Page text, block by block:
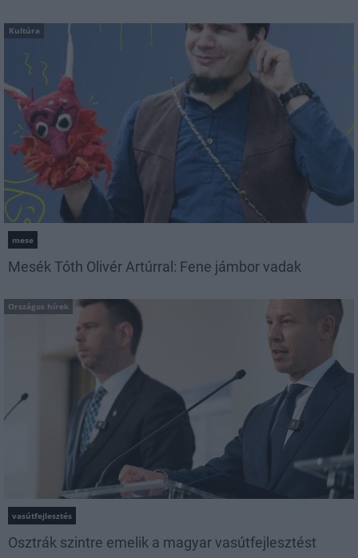
Kultúra
mese
Mesék Tóth Olivér Artúrral: Fene jámbor vadak
Országos hírek
vasútfejlesztés
Osztrák szintre emelik a magyar vasútfejlesztést